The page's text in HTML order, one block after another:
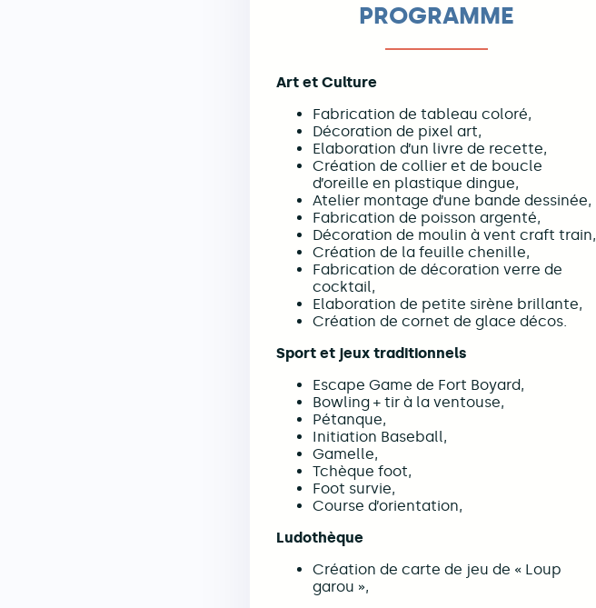
PROGRAMME
Art et Culture
Fabrication de tableau coloré,
Décoration de pixel art,
Elaboration d’un livre de recette,
Création de collier et de boucle
d’oreille en plastique dingue,
Atelier montage d’une bande dessinée,
Fabrication de poisson argenté,
Décoration de moulin à vent craft train,
Création de la feuille chenille,
Fabrication de décoration verre de
cocktail,
Elaboration de petite sirène brillante,
Création de cornet de glace décos.
Sport et jeux traditionnels
Escape Game de Fort Boyard,
Bowling + tir à la ventouse,
Pétanque,
Initiation Baseball,
Gamelle,
Tchèque foot,
Foot survie,
Course d’orientation,
Ludothèque
Création de carte de jeu de « Loup
garou »,